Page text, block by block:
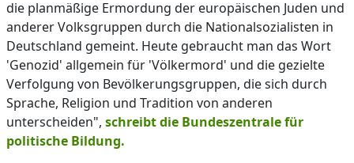
die planmäßige Ermordung der europäischen Juden und
anderer Volksgruppen durch die Nationalsozialisten in
Deutschland gemeint. Heute gebraucht man das Wort
'Genozid' allgemein für 'Völkermord' und die gezielte
Verfolgung von Bevölkerungsgruppen, die sich durch
Sprache, Religion und Tradition von anderen
unterscheiden", schreibt die Bundeszentrale für
politische Bildung.